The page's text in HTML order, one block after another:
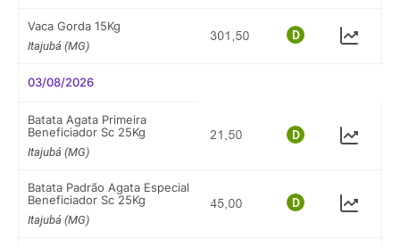
Vaca Gorda 15Kg
Itajubá (MG)
03/08/2026
Batata Agata Primeira
Beneficiador Sc 25Kg
Itajubá (MG)
Batata Padrão Agata Especial
Beneficiador Sc 25Kg
Itajubá (MG)